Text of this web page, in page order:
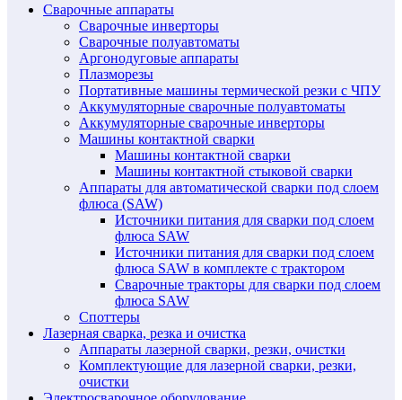
Сварочные аппараты
Сварочные инверторы
Сварочные полуавтоматы
Аргонодуговые аппараты
Плазморезы
Портативные машины термической резки с ЧПУ
Аккумуляторные сварочные полуавтоматы
Аккумуляторные сварочные инверторы
Машины контактной сварки
Машины контактной сварки
Машины контактной стыковой сварки
Аппараты для автоматической сварки под слоем
флюса (SAW)
Источники питания для сварки под слоем
флюса SAW
Источники питания для сварки под слоем
флюса SAW в комплекте с трактором
Сварочные тракторы для сварки под слоем
флюса SAW
Споттеры
Лазерная сварка, резка и очистка
Аппараты лазерной сварки, резки, очистки
Комплектующие для лазерной сварки, резки,
очистки